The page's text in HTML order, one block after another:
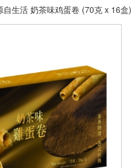
自生活 奶茶味鸡蛋卷 (70克 x 16